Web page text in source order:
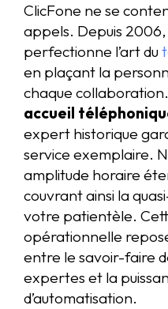
ClicFone ne se
appels. Depuis
perfectionne l’art du
en plaçant la
chaque collaboration.
accueil
expert historique
service exemplaire.
amplitude horaire
couvrant ainsi la
votre patientèle.
opérationnelle
entre le savoir-faire
expertes et la
d’automatisation.